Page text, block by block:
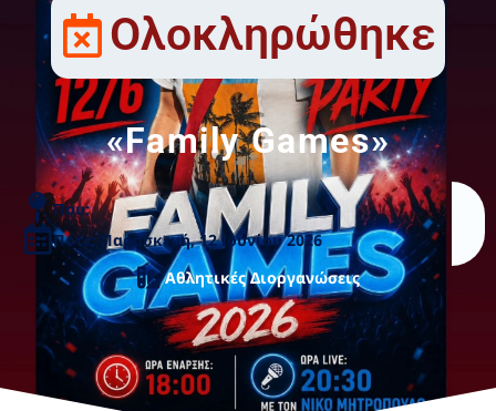
Ολοκληρώθηκε
«Family Games»
Που:
Πότε: Παρασκευή, 12 Ιουνίου 2026
Αθλητικές Διοργανώσεις